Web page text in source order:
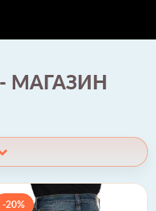
МАГАЗИН
-20%